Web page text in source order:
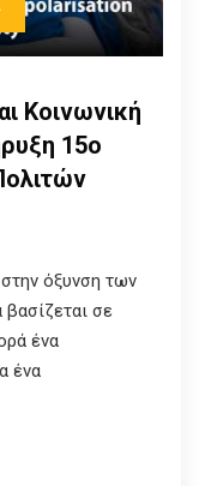
Κοινωνική
15ο
όξυνση των
σε
ένα
ένα